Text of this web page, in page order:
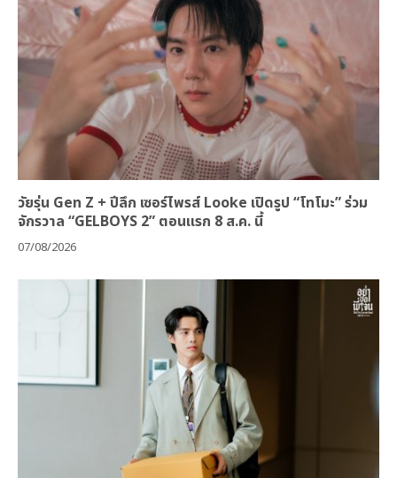
วัยรุ่น Gen Z + ปีลึก เซอร์ไพรส์ Looke เปิดรูป “โทโมะ” ร่วม
จักรวาล “GELBOYS 2” ตอนแรก 8 ส.ค. นี้
07/08/2026